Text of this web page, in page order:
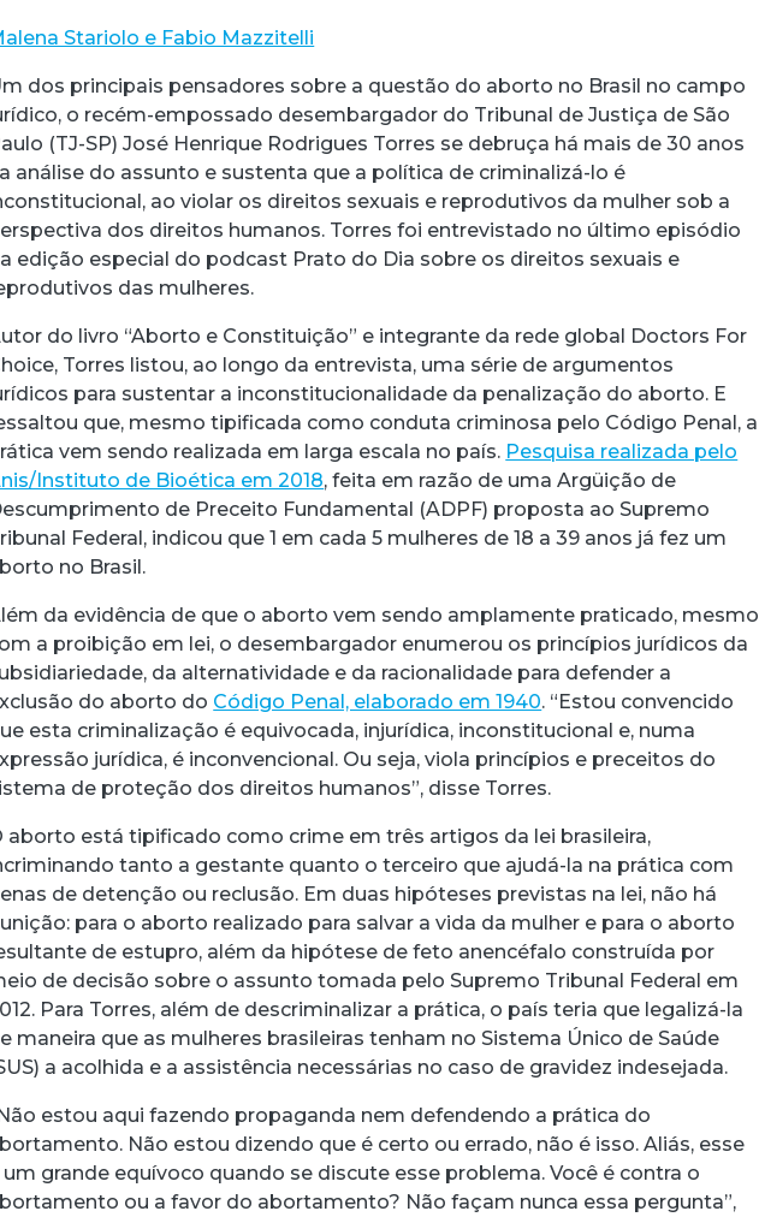
Stariolo e Fabio Mazzitelli
dos principais pensadores sobre a questão do aborto no Brasil no campo
o recém-empossado desembargador do Tribunal de Justiça de São
(TJ-SP) José Henrique Rodrigues Torres se debruça há mais de 30 anos
análise do assunto e sustenta que a política de criminalizá-lo é
ao violar os direitos sexuais e reprodutivos da mulher sob a
dos direitos humanos. Torres foi entrevistado no último episódio
edição especial do podcast Prato do Dia sobre os direitos sexuais e
das mulheres.
do livro “Aborto e Constituição” e integrante da rede global Doctors For
Torres listou, ao longo da entrevista, uma série de argumentos
para sustentar a inconstitucionalidade da penalização do aborto. E
que, mesmo tipificada como conduta criminosa pelo Código Penal, a
vem sendo realizada em larga escala no país. Pesquisa realizada pelo
Instituto de Bioética em 2018, feita em razão de uma Argüição de
de Preceito Fundamental (ADPF) proposta ao Supremo
Federal, indicou que 1 em cada 5 mulheres de 18 a 39 anos já fez um
no Brasil.
da evidência de que o aborto vem sendo amplamente praticado, mesmo
a proibição em lei, o desembargador enumerou os princípios jurídicos da
da alternatividade e da racionalidade para defender a
do aborto do Código Penal, elaborado em 1940. “Estou convencido
esta criminalização é equivocada, injurídica, inconstitucional e, numa
jurídica, é inconvencional. Ou seja, viola princípios e preceitos do
de proteção dos direitos humanos”, disse Torres.
aborto está tipificado como crime em três artigos da lei brasileira,
tanto a gestante quanto o terceiro que ajudá-la na prática com
de detenção ou reclusão. Em duas hipóteses previstas na lei, não há
para o aborto realizado para salvar a vida da mulher e para o aborto
de estupro, além da hipótese de feto anencéfalo construída por
de decisão sobre o assunto tomada pelo Supremo Tribunal Federal em
Para Torres, além de descriminalizar a prática, o país teria que legalizá-la
maneira que as mulheres brasileiras tenham no Sistema Único de Saúde
a acolhida e a assistência necessárias no caso de gravidez indesejada.
estou aqui fazendo propaganda nem defendendo a prática do
Não estou dizendo que é certo ou errado, não é isso. Aliás, esse
um grande equívoco quando se discute esse problema. Você é contra o
ou a favor do abortamento? Não façam nunca essa pergunta”,
no Facebook
no Threads
no WhatsApp
no LinkedIn